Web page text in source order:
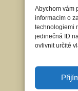
Abychom vám
informacím o
technologiemi
jedinečná ID
ovlivnit určité